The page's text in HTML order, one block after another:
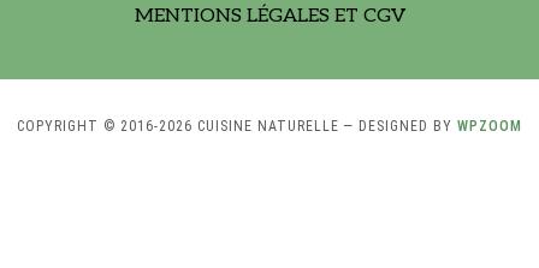
MENTIONS LÉGALES ET CGV
COPYRIGHT © 2016-2026 CUISINE NATURELLE — DESIGNED BY WPZOOM